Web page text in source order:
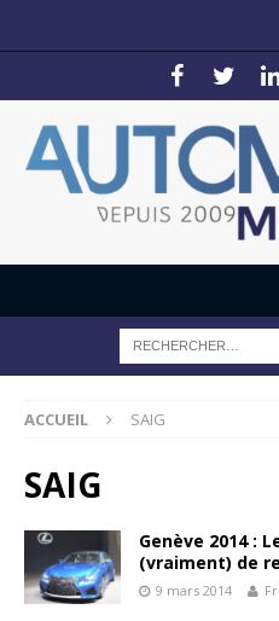
ACCUEIL SAIG
SAIG
Genève 2014 :
(vraiment) de
9 mars 2014